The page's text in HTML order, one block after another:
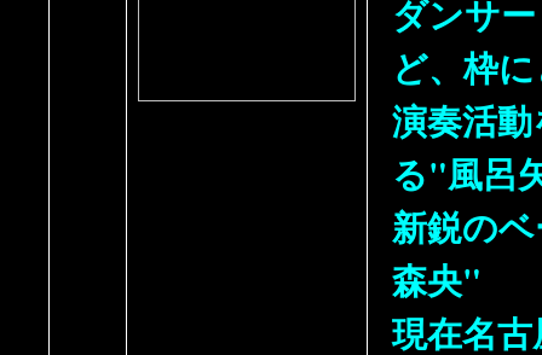
ダンサ
ど、枠
演奏活
る"風呂
新鋭の
森央"
現在名